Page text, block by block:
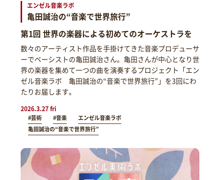
エンゼル音楽ラボ
亀田誠治の“音楽で世界旅行”
第1回 世界の楽器による初めてのオーケストラを
数々のアーティスト作品を手掛けてきた音楽プロデューサ
ーでベーシストの亀田誠治さん。亀田さんが中心となり世
界の楽器を集めて一つの曲を演奏するプロジェクト「エン
ゼル音楽ラボ 亀田誠治の“音楽で世界旅行”」を3回にわ
たりお届します。
2026.3.27 fri
#芸術 #音楽
エンゼル音楽ラボ
亀田誠治の“音楽で世界旅行”